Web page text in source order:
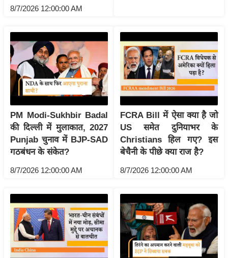
g
e
w
s
ला
इ
फ
स्टा
इ
ल
टे
क्नॉ
जी
ब्यू
टी
फै
8/7/2026 12:00:00 AM
PM Modi-Sukhbir Badal
की दिल्ली में मुलाकात, 2027
Punjab चुनाव में BJP-SAD
गठबंधन के संकेत?
8/7/2026 12:00:00 AM
FCRA Bill में ऐसा क्या है जो
US समेत दुनियाभर के
Christians हिल गए? इस
बेचैनी के पीछे क्या राज है?
8/7/2026 12:00:00 AM